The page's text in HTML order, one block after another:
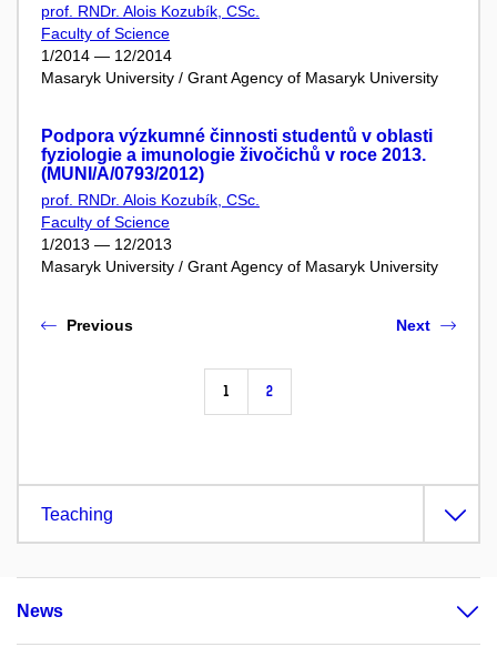
prof. RNDr. Alois Kozubík, CSc.
Faculty of Science
1/2014 — 12/2014
Masaryk University / Grant Agency of Masaryk University
Podpora výzkumné činnosti studentů v oblasti
fyziologie a imunologie živočichů v roce 2013.
(MUNI/A/0793/2012)
prof. RNDr. Alois Kozubík, CSc.
Faculty of Science
1/2013 — 12/2013
Masaryk University / Grant Agency of Masaryk University
Previous
1 2
Next
Teaching
News